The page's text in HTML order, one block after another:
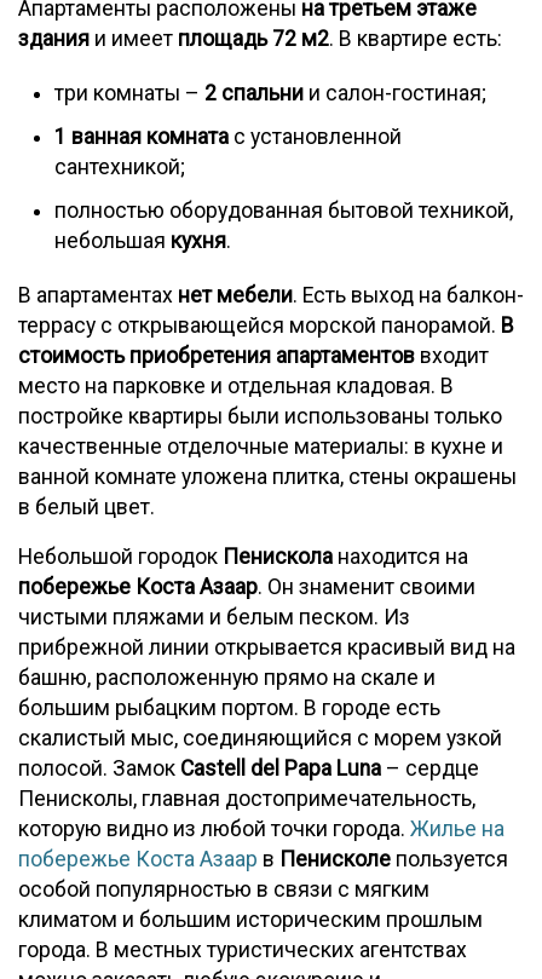
Апартаменты расположены на третьем этаже
здания и имеет площадь 72 м2. В квартире есть:
три комнаты – 2 спальни и салон-гостиная;
1 ванная комната с установленной
сантехникой;
полностью оборудованная бытовой техникой,
небольшая кухня.
В апартаментах нет мебели. Есть выход на балкон-
террасу с открывающейся морской панорамой. В
стоимость приобретения апартаментов входит
место на парковке и отдельная кладовая. В
постройке квартиры были использованы только
качественные отделочные материалы: в кухне и
ванной комнате уложена плитка, стены окрашены
в белый цвет.
Небольшой городок Пенискола находится на
побережье Коста Азаар. Он знаменит своими
чистыми пляжами и белым песком. Из
прибрежной линии открывается красивый вид на
башню, расположенную прямо на скале и
большим рыбацким портом. В городе есть
скалистый мыс, соединяющийся с морем узкой
полосой. Замок Castell del Papa Luna – сердце
Пенисколы, главная достопримечательность,
которую видно из любой точки города. Жилье на
побережье Коста Азаар в Пенисколе пользуется
особой популярностью в связи с мягким
климатом и большим историческим прошлым
города. В местных туристических агентствах